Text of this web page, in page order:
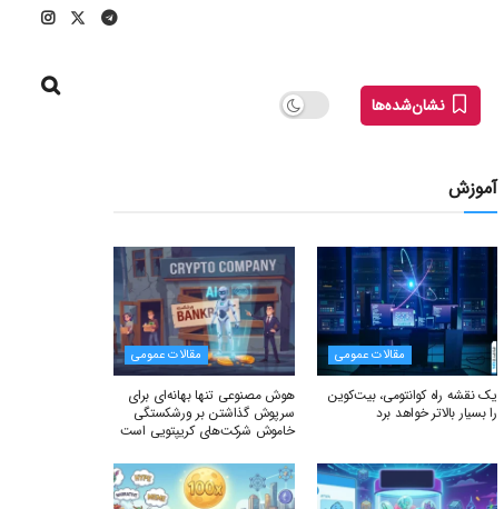
نشان‌شده‌ها
آموزش
مقالات عمومی
یک نقشه راه کوانتومی، بیت‌کوین
را بسیار بالاتر خواهد برد
مقالات عمومی
هوش مصنوعی تنها بهانه‌ای برای
سرپوش گذاشتن بر ورشکستگی
خاموش شرکت‌های کریپتویی است